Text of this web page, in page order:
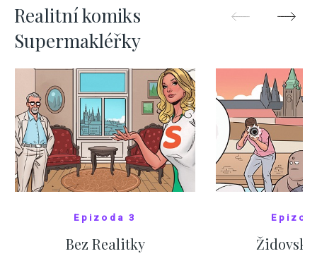
Realitní komiks
Supermakléřky
Epizoda 3
Bez Realitky